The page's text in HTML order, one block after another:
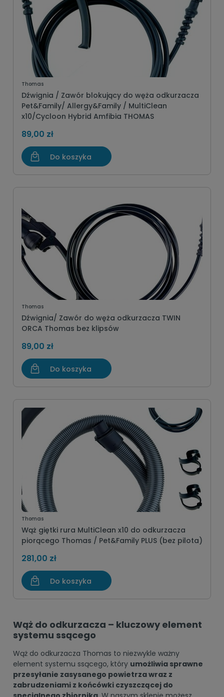
Thomas
Dźwignia / Zawór blokujący do węża odkurzacza
Pet&Family/ Allergy&Family / MultiClean
x10/Cycloon Hybrid Amfibia THOMAS
89,00 zł
Do koszyka
Thomas
Dźwignia/ Zawór do węża odkurzacza TWIN
ORCA Thomas bez klipsów
89,00 zł
Do koszyka
Thomas
Wąż giętki rura MultiClean x10 do odkurzacza
piorącego Thomas / Pet&Family PLUS (bez pilota)
281,00 zł
Do koszyka
Wąż do odkurzacza – kluczowy element
systemu ssącego
Wąż do odkurzacza Thomas to niezwykle ważny
element systemu ssącego, który umożliwia sprawne
przesyłanie zasysanego powietrza wraz z
zabrudzeniami z końcówki czyszczącej do